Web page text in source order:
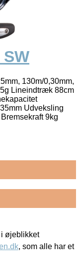
130m/0,30mm,
Lineindtræk 88cm
Udveksling
9kg
øjeblikket
, som alle har et